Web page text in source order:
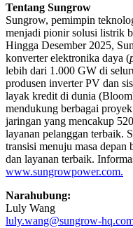
Tentang Sungrow
Sungrow, pemimpin
menjadi pionir solusi listrik
Hingga Desember 2025,
konverter elektronika daya (
lebih dari 1.000 GW di
produsen inverter PV dan
layak kredit di dunia
mendukung berbagai
jaringan yang mencakup
layanan pelanggan terbaik.
transisi menuju masa
dan layanan terbaik.
www.sungrowpower.com.
Narahubung:
Luly Wang
luly.wang@sungrow-